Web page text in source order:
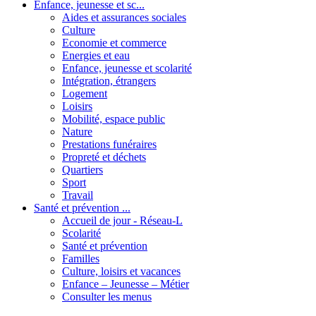
Enfance, jeunesse et sc...
Aides et assurances sociales
Culture
Economie et commerce
Energies et eau
Enfance, jeunesse et scolarité
Intégration, étrangers
Logement
Loisirs
Mobilité, espace public
Nature
Prestations funéraires
Propreté et déchets
Quartiers
Sport
Travail
Santé et prévention ...
Accueil de jour - Réseau-L
Scolarité
Santé et prévention
Familles
Culture, loisirs et vacances
Enfance – Jeunesse – Métier
Consulter les menus